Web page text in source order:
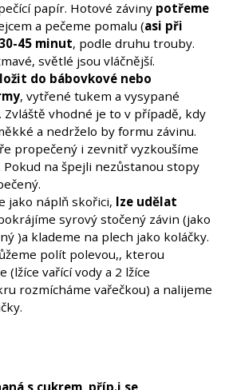
papír. Hotové záviny potřeme
a pečeme pomalu (asi při
45 minut, podle druhu trouby.
světlé jsou vláčnější.
do bábovkové nebo
, vytřené tukem a vysypané
vhodné je to v případě, kdy
a nedrželo by formu závinu.
propečený i zevnitř vyzkoušíme
na špejli nezůstanou stopy
jako náplň skořici, lze udělat
syrový stočený závin (jako
)a klademe na plech jako koláčky.
polít polevou,, kterou
(lžíce vařící vody a 2 lžíce
rozmícháme vařečkou) a nalijeme